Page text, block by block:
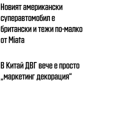
Новият американски
суперавтомобил е
британски и тежи по-малко
от Miata
В Китай ДВГ вече е просто
„маркетинг декорация“